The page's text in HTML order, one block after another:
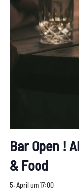
Bar Open !
& Food
5. April um 17:00